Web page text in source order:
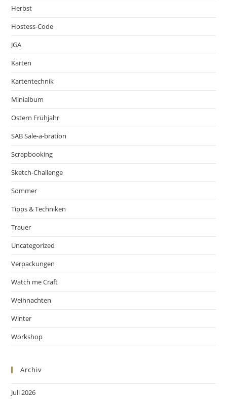
Herbst
Hostess-Code
JGA
Karten
Kartentechnik
Minialbum
Ostern Frühjahr
SAB Sale-a-bration
Scrapbooking
Sketch-Challenge
Sommer
Tipps & Techniken
Trauer
Uncategorized
Verpackungen
Watch me Craft
Weihnachten
Winter
Workshop
Archiv
Juli 2026